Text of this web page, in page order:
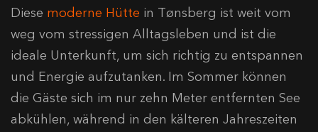
Diese moderne Hütte in Tønsberg ist weit vom
weg vom stressigen Alltagsleben und ist die
ideale Unterkunft, um sich richtig zu entspannen
und Energie aufzutanken. Im Sommer können
die Gäste sich im nur zehn Meter entfernten See
abkühlen, während in den kälteren Jahreszeiten